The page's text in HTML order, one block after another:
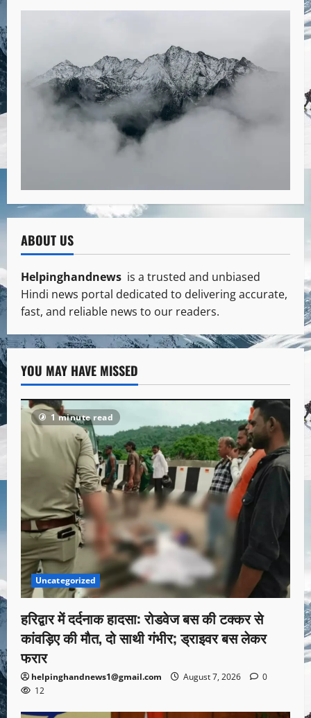
ABOUT US
Helpinghandnews is a trusted and unbiased
Hindi news portal dedicated to delivering accurate,
fast, and reliable news to our readers.
YOU MAY HAVE MISSED
1 minute read
Uncategorized
हरिद्वार में दर्दनाक हादसा: रोडवेज बस की टक्कर से
कांवड़िए की मौत, दो साथी गंभीर; ड्राइवर बस लेकर
फरार
helpinghandnews1@gmail.com August 7, 2026
0
12